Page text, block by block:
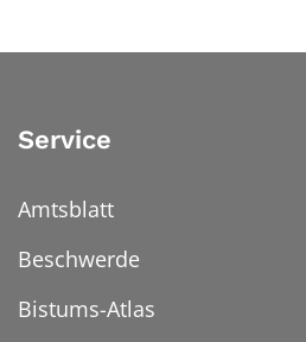
Service
Amtsblatt
Beschwerde
Bistums-Atlas